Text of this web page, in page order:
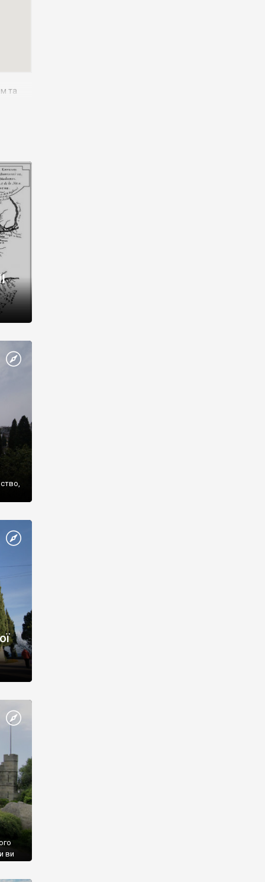
та
ви